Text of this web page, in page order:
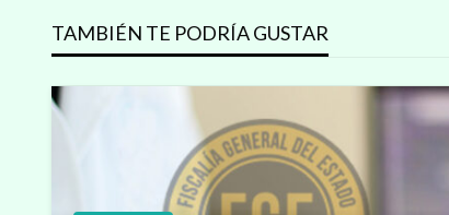
entradas
TAMBIÉN TE PODRÍA GUSTAR